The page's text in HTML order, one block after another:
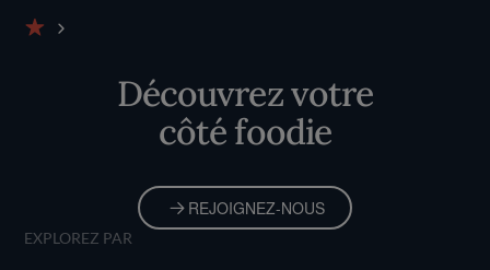
Découvrez votre
côté foodie
REJOIGNEZ-NOUS
EXPLOREZ PAR